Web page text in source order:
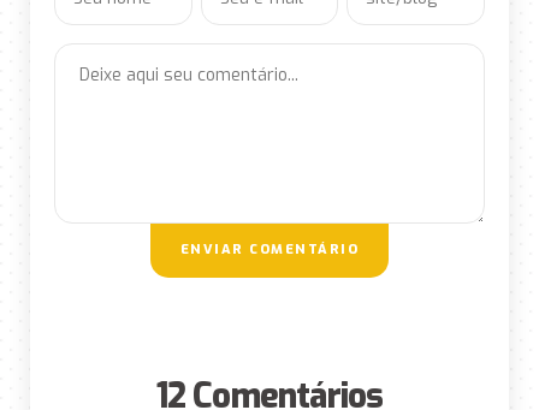
ENVIAR COMENTÁRIO
12 Comentários